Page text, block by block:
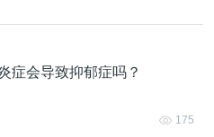
症会导致抑郁症吗？
175